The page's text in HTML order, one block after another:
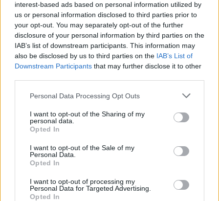
interest-based ads based on personal information utilized by
us or personal information disclosed to third parties prior to
your opt-out. You may separately opt-out of the further
disclosure of your personal information by third parties on the
IAB’s list of downstream participants. This information may
also be disclosed by us to third parties on the IAB’s List of
Downstream Participants that may further disclose it to other
Please note that this website/app uses one or more Google
not limited to your visit or usage behaviour. You may click to
grant or deny consent to Google and its third-party tags to
use your data for below specified purposes in below Google
consent section.
Personal Data Processing Opt Outs
I want to opt-out of the Sharing of my
personal data.
Opted In
I want to opt-out of the Sale of my
Personal Data.
Opted In
I want to opt-out of processing my
Personal Data for Targeted Advertising.
Opted In
Multa Tifosi Calangianus
Multe Calangianus
Notizie Calangianus
Sanzione Tifosi Calangianus
Inviaci le tue segnalazioni,
i tuoi video e le tue foto
Su WhatsApp al numero +39
345 356 7512
Notizie in tempo reale?
GalluraOggi.it